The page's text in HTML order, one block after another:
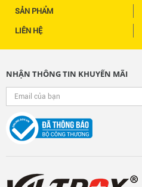
SẢN PHẨM
LIÊN HỆ
NHẬN THÔNG TIN KHUYẾN MÃI